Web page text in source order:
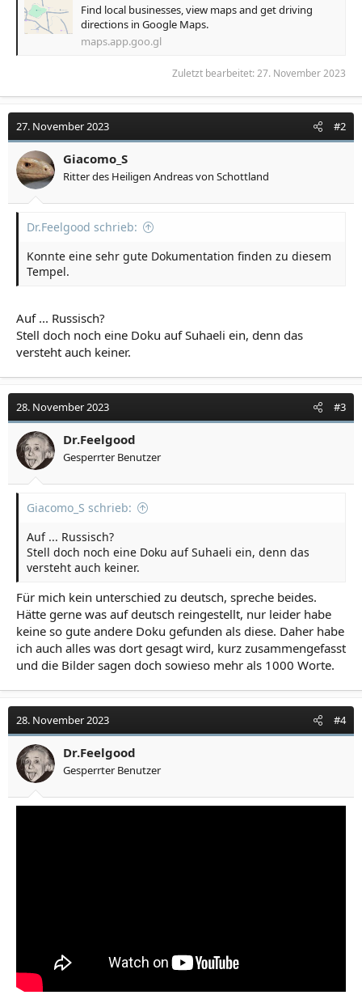
Find local businesses, view maps and get driving
directions in Google Maps.
maps.app.goo.gl
Zuletzt bearbeitet: 27. November 2023
27. November 2023 #2
Giacomo_S
Ritter des Heiligen Andreas von Schottland
Dr.Feelgood schrieb:
Konnte eine sehr gute Dokumentation finden zu diesem
Tempel.
Auf ... Russisch?
Stell doch noch eine Doku auf Suhaeli ein, denn das
versteht auch keiner.
28. November 2023 #3
Dr.Feelgood
Gesperrter Benutzer
Giacomo_S schrieb:
Auf ... Russisch?
Stell doch noch eine Doku auf Suhaeli ein, denn das
versteht auch keiner.
Für mich kein unterschied zu deutsch, spreche beides.
Hätte gerne was auf deutsch reingestellt, nur leider habe
keine so gute andere Doku gefunden als diese. Daher habe
ich auch alles was dort gesagt wird, kurz zusammengefasst
und die Bilder sagen doch sowieso mehr als 1000 Worte.
28. November 2023 #4
Dr.Feelgood
Gesperrter Benutzer